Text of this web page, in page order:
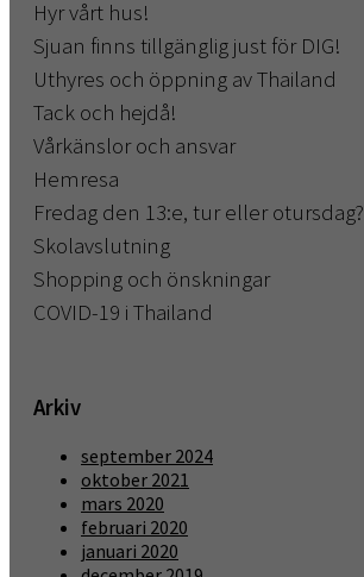
Hyr vårt hus!
Sjuan finns tillgänglig just för DIG!
Uthyres och öppning av Thailand
Tack och hejdå!
Vårkänslor och ansvar
Hemresa
Fredag den 13:e, tur eller otursdag?
Skolavslutning
Shopping och önskningar
COVID-19 i Thailand
Arkiv
september 2024
oktober 2021
mars 2020
februari 2020
januari 2020